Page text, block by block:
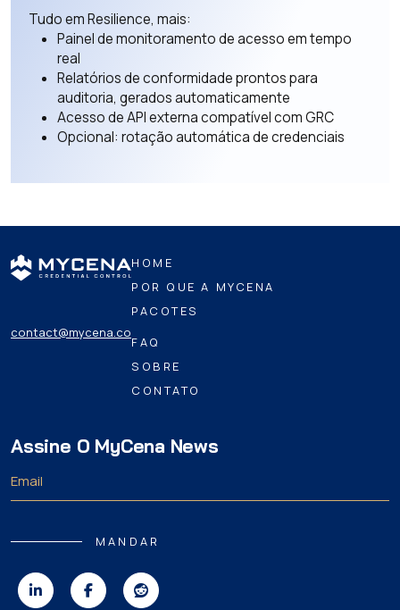
Tudo em Resilience, mais:
Painel de monitoramento de acesso em tempo
real
Relatórios de conformidade prontos para
auditoria, gerados automaticamente
Acesso de API externa compatível com GRC
Opcional: rotação automática de credenciais
contact@mycena.co
HOME
POR QUE A MYCENA
PACOTES
FAQ
SOBRE
CONTATO
Assine O MyCena News
MANDAR